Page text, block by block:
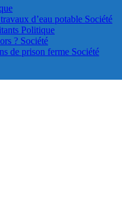
d’eau potable Société
Politique
? Société
de prison ferme Société